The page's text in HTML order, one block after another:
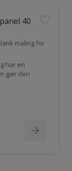
40
maling for
har en
gjør den